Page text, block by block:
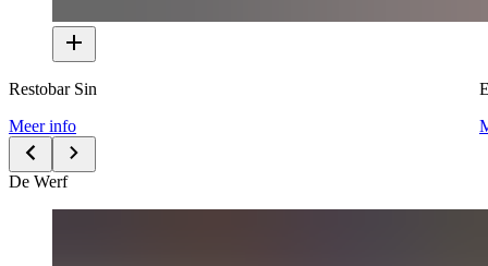
Restobar Sin
Meer info
De Werf